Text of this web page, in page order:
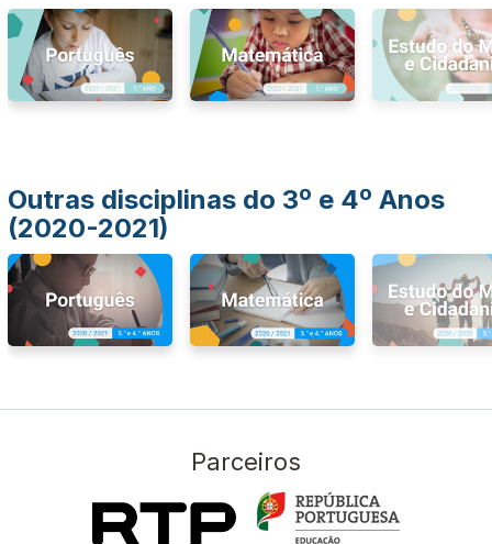
Outras disciplinas do 3º e 4º Anos
(2020-2021)
Parceiros